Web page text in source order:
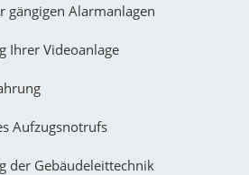
gängigen Alarmanlagen
Ihrer Videoanlage
Aufzugsnotrufs
der Gebäudeleittechnik